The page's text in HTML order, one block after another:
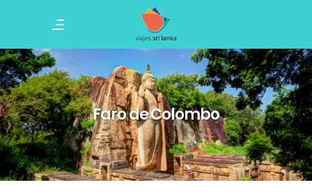
Faro de Colombo